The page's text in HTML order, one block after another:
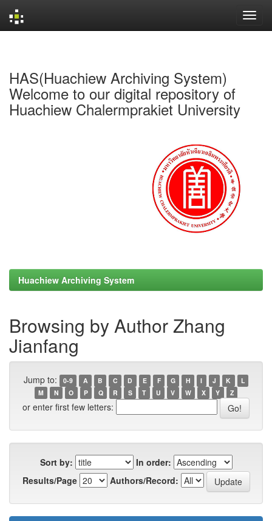
HAS(Huachiew Archiving System)
Welcome to our digital repository of
Huachiew Chalermprakiet University
Huachiew Archiving System
Browsing by Author Zhang
Jianfang
Jump to: 0-9 A B C D E F G H I J K
L
M
N O P Q R S T U V W X Y Z
or enter first few letters:
Sort by:
In order:
Results/Page
Authors/Record: